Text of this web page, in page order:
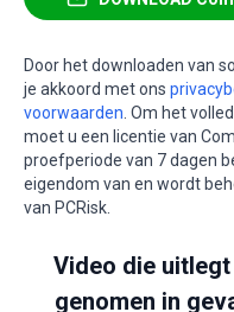
Door het downloaden van
je akkoord met ons
voorwaarden . Om het
moet u een licentie van
proefperiode van 7 dagen
eigendom van en wordt
van PCRisk.
Video die
genomen in